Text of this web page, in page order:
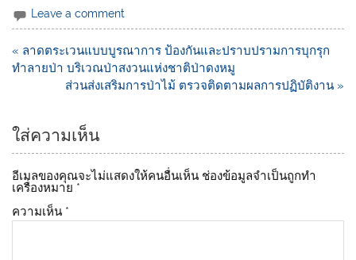
e
c
e
b
o
o
k
p
y
Li
n
Leave a comment
« ลาดตระเวนแบบบูรณาการ ป้องกันและปราบปรามการบุกรุก
ทำลายป่า บริเวณป่าสงวนแห่งชาติป่าดงหมู
ส่วนส่งเสริมการป่าไม้ ตรวจติดตามผลการปฏิบัติงาน »
ใส่ความเห็น
อีเมลของคุณจะไม่แสดงให้คนอื่นเห็น ช่องข้อมูลจำเป็นถูกทำ
เครื่องหมาย *
ความเห็น *